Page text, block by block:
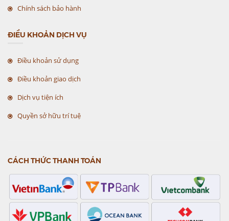
Chính sách bảo hành
ĐIỀU KHOẢN DỊCH VỤ
Điều khoản sử dụng
Điều khoản giao dịch
Dịch vụ tiện ích
Quyền sở hữu trí tuệ
CÁCH THỨC THANH TOÁN